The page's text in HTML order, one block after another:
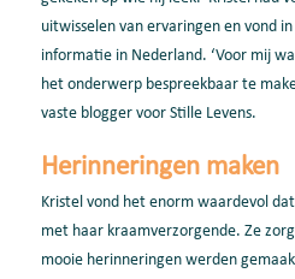
uitwisselen van ervaringen en vond
informatie in Nederland. ‘Voor mij
het onderwerp bespreekbaar te
vaste blogger voor Stille Levens.
Herinneringen maken
Kristel vond het enorm waardevol
met haar kraamverzorgende. Ze
mooie herinneringen werden